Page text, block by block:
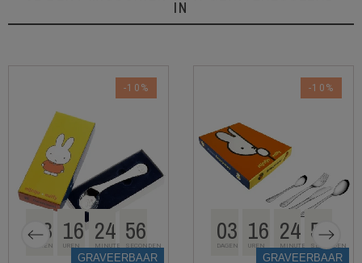
IN
GRAVEERBAAR
03
DAGEN 16
UREN 24
MINUTEN 55
SECONDEN
-10%
GRAVEERBAAR
03
DAGEN 16
UREN 24
MINUTEN 55
SECONDEN
-10%